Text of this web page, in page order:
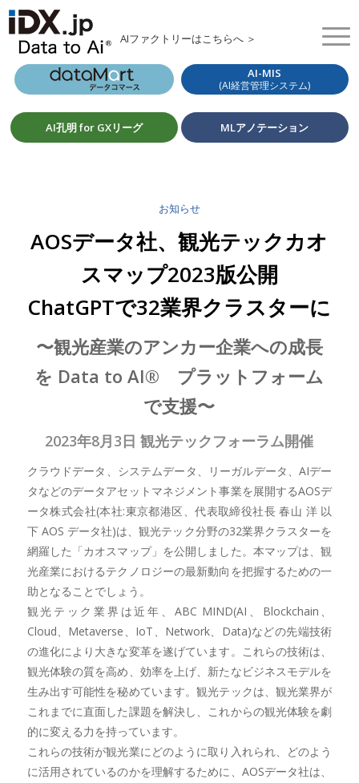
AIファクトリーはこちらへ ＞
AI-MIS
(AI経営管理システム)
AI孔明 for GXリーグ MLアノテーション
お知らせ
AOSデータ社、観光テックカオ
スマップ2023版公開
ChatGPTで32業界クラスターに
〜観光産業のアンカー企業への成長
を Data to AI® プラットフォーム
で支援〜
2023年8月3日 観光テックフォーラム開催
クラウドデータ、システムデータ、リーガルデータ、AIデー
タなどのデータアセットマネジメント事業を展開するAOSデ
ータ株式会社(本社:東京都港区、代表取締役社長 春山 洋 以
下 AOS データ社)は、観光テック分野の32業界クラスターを
網羅した「カオスマップ」を公開しました。本マップは、観
光産業におけるテクノロジーの最新動向を把握するための一
助となることでしょう。
観光テック業界は近年、ABC MIND(AI、Blockchain、
Cloud、Metaverse、IoT、Network、Data)などの先端技術
の進化により大きな変革を遂げています。これらの技術は、
観光体験の質を高め、効率を上げ、新たなビジネスモデルを
生み出す可能性を秘めています。観光テックは、観光業界が
これまでに直面した課題を解決し、これからの観光体験を劇
的に変える力を持っています。
これらの技術が観光業にどのように取り入れられ、どのよう
に活用されているのかを理解するために、AOSデータ社は、